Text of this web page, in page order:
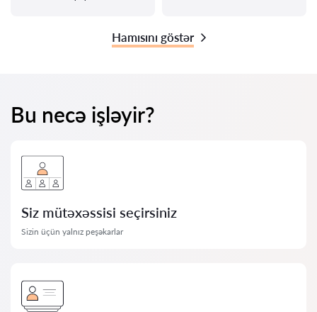
Hamısını göstər
Bu necə işləyir?
Siz mütəxəssisi seçirsiniz
Sizin üçün yalnız peşəkarlar